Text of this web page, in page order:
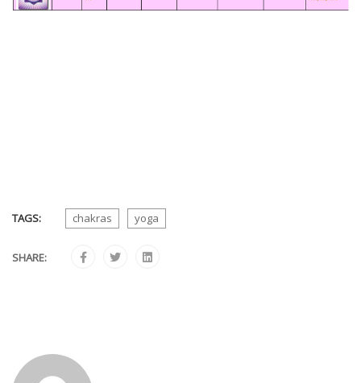
TAGS: chakras yoga
SHARE: